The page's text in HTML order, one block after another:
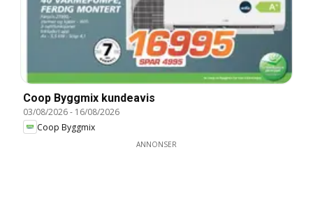
Coop Byggmix kundeavis
03/08/2026- 16/08/2026
Coop Byggmix
ANNONSER